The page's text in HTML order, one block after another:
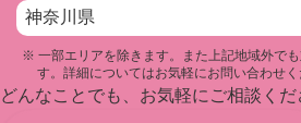
神奈川県
※ 一部エリアを除きます。また上記地域外で
す。詳細についてはお気軽にお問い合わせく
どんなことでも、お気軽にご相談くだ